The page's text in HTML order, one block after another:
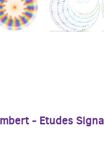
- Etudes